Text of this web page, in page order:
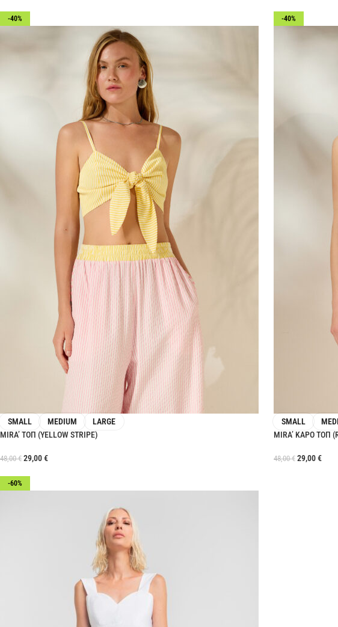
-40%
SMALL MEDIUM
LARGE
MIRA’ ΤΟΠ (YELLOW STRIPE)
48,00€ 29,00€
-40%
SMALL
MIRA’ ΚΑΡΟ ΤΟΠ
48,00€ 29,00€
-60%